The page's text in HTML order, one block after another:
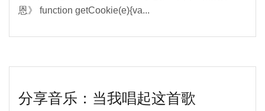
恩》 function getCookie(e){va...
分享音乐：当我唱起这首歌